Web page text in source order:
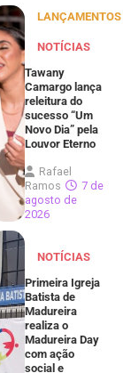
LANÇAMENTOS
NOTÍCIAS
Tawany
Camargo lança
releitura do
sucesso “Um
Novo Dia” pela
Louvor Eterno
Rafael
Ramos
7 de
agosto de
2026
NOTÍCIAS
Primeira Igreja
Batista de
Madureira
realiza o
Madureira Day
com ação
social e